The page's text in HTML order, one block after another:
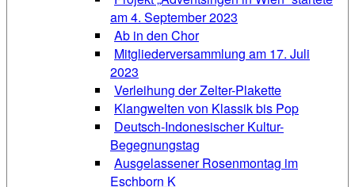
am 4. September 2023
Ab in den Chor
Mitgliederversammlung am 17. Juli
2023
Verleihung der Zelter-Plakette
Klangwelten von Klassik bis Pop
Deutsch-Indonesischer Kultur-
Begegnungstag
Ausgelassener Rosenmontag im
Eschborn K